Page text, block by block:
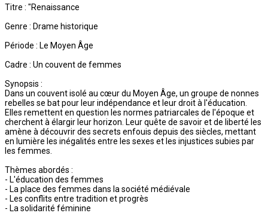
Titre : "Renaissance
Genre : Drame historique
Période : Le Moyen Âge
Cadre : Un couvent de femmes
Synopsis :
Dans un couvent isolé au cœur du Moyen Âge, un groupe de nonnes
rebelles se bat pour leur indépendance et leur droit à l'éducation.
Elles remettent en question les normes patriarcales de l'époque et
cherchent à élargir leur horizon. Leur quête de savoir et de liberté les
amène à découvrir des secrets enfouis depuis des siècles, mettant
en lumière les inégalités entre les sexes et les injustices subies par
les femmes.
Thèmes abordés :
- L'éducation des femmes
- La place des femmes dans la société médiévale
- Les conflits entre tradition et progrès
- La solidarité féminine